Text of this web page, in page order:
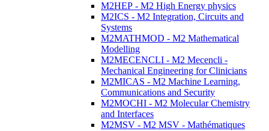
M2HEP - M2 High Energy physics
M2ICS - M2 Integration, Circuits and
Systems
M2MATHMOD - M2 Mathematical
Modelling
M2MECENCLI - M2 Mecencli -
Mechanical Engineering for Clinicians
M2MICAS - M2 Machine Learning,
Communications and Security
M2MOCHI - M2 Molecular Chemistry
and Interfaces
M2MSV - M2 MSV - Mathématiques